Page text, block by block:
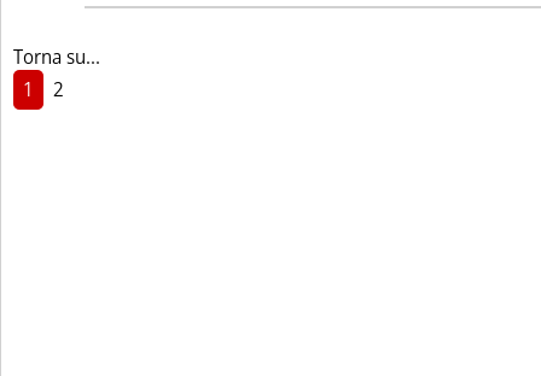
Torna su...
1
2